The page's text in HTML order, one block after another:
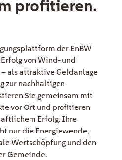
profitieren.
der EnBW
von Wind- und
als attraktive Geldanlage
zur nachhaltigen
Sie gemeinsam mit
vor Ort und profitieren
Erfolg. Ihre
nur die Energiewende,
Wertschöpfung und den
Gemeinde.